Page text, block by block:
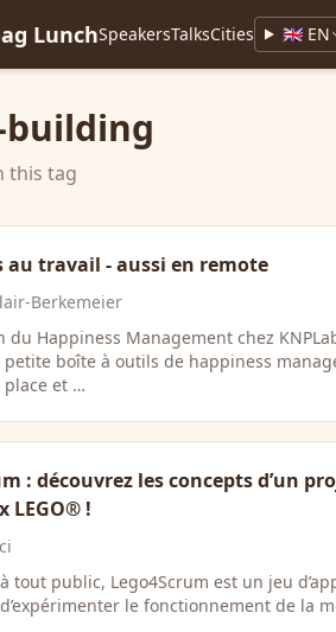
LunchSpeakersTalksCities 🇬🇧 EN
this tag
au travail - aussi en remote
Berkemeier
du Happiness Management chez
boîte à outils de happiness
et …
: découvrez les concepts d’un
LEGO® !
à tout public, Lego4Scrum est un jeu
le fonctionnement de la